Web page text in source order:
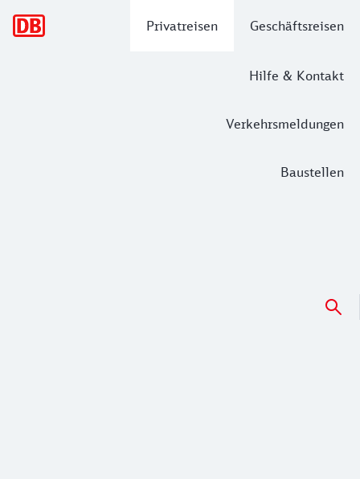
Privatreisen Geschäftsreisen
Hilfe & Kontakt
Verkehrsmeldungen
Baustellen